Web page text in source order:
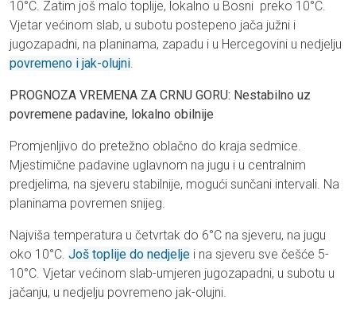
10°C. Zatim još malo toplije, lokalno u Bosni preko 10°C.
Vjetar većinom slab, u subotu postepeno jača južni i
jugozapadni, na planinama, zapadu i u Hercegovini u nedjelju
povremeno i jak-olujni.
PROGNOZA VREMENA ZA CRNU GORU: Nestabilno uz
povremene padavine, lokalno obilnije
Promjenljivo do pretežno oblačno do kraja sedmice.
Mjestimične padavine uglavnom na jugu i u centralnim
predjelima, na sjeveru stabilnije, mogući sunčani intervali. Na
planinama povremen snijeg.
Najviša temperatura u četvrtak do 6°C na sjeveru, na jugu
oko 10°C. Još toplije do nedjelje i na sjeveru sve češće 5-
10°C. Vjetar većinom slab-umjeren jugozapadni, u subotu u
jačanju, u nedjelju povremeno jak-olujni.